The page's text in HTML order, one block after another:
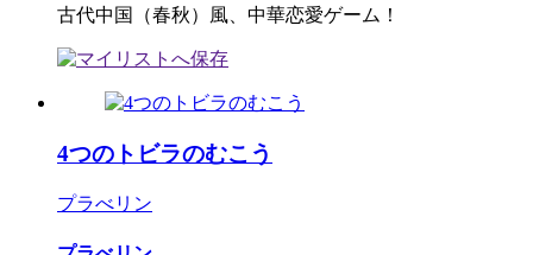
古代中国（春秋）風、中華恋愛ゲーム！
4つのトビラのむこう
プラべリン